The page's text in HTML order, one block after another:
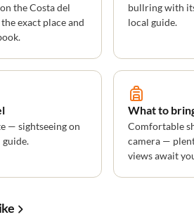
the Costa del
exact place and
bullring with
local guide.
— sightseeing on
What to
Comfortable
camera —
views await